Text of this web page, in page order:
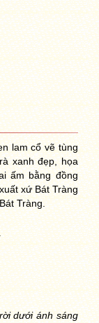
lam cổ vẽ tùng
xanh đẹp, họa
ấm bằng đồng
xứ Bát Tràng
Tràng.
dưới ánh sáng